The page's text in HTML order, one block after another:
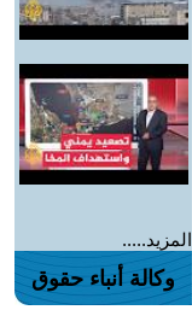
المزيد.....
وكالة أنباء حقوق